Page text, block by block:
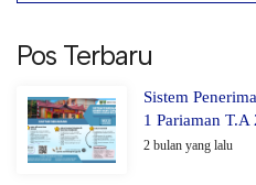
Pos Terbaru
Sistem
1 Pariaman T.A
2 bulan yang lalu